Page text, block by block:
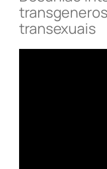
transexuais